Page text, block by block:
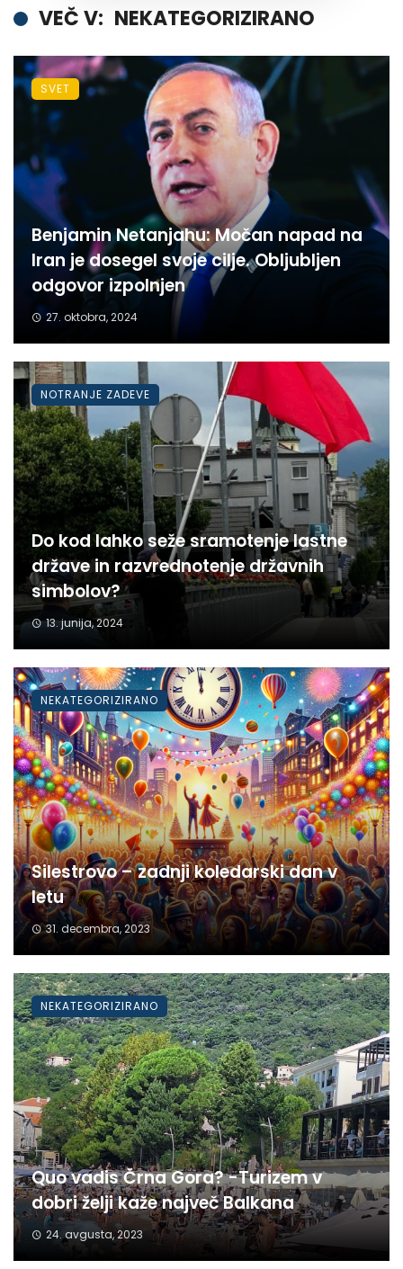
VEČ V: NEKATEGORIZIRANO
Benjamin Netanjahu: Močan napad na
Iran je dosegel svoje cilje. Obljubljen
odgovor izpolnjen
27. oktobra, 2024
SVET
Do kod lahko seže sramotenje lastne
države in razvrednotenje državnih
simbolov?
13. junija, 2024
NOTRANJE ZADEVE
Silestrovo – zadnji koledarski dan v
letu
31. decembra, 2023
NEKATEGORIZIRANO
Quo vadis Črna Gora? -Turizem v
dobri želji kaže največ Balkana
24. avgusta, 2023
NEKATEGORIZIRANO